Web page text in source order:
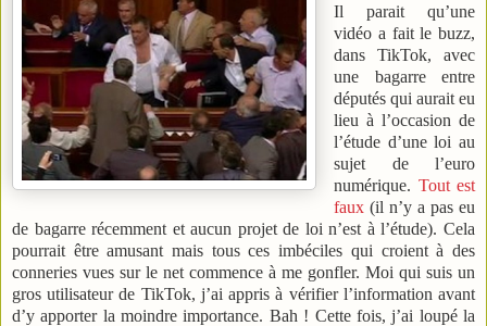
Il parait qu’une
vidéo a fait le buzz,
dans TikTok, avec
une bagarre entre
députés qui aurait eu
lieu à l’occasion de
l’étude d’une loi au
sujet de l’euro
numérique. Tout est
faux (il n’y a pas eu
de bagarre récemment et aucun projet de loi n’est à l’étude). Cela
pourrait être amusant mais tous ces imbéciles qui croient à des
conneries vues sur le net commence à me gonfler. Moi qui suis un
gros utilisateur de TikTok, j’ai appris à vérifier l’information avant
d’y apporter la moindre importance. Bah ! Cette fois, j’ai loupé la